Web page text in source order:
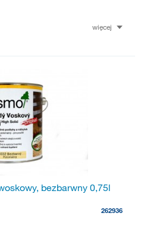
więcej
bezbarwny 0,75l
262936